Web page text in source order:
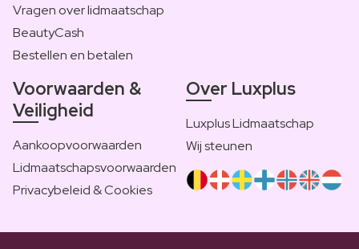
Vragen over lidmaatschap
BeautyCash
Bestellen en betalen
Voorwaarden &
Veiligheid
Aankoopvoorwaarden
Lidmaatschapsvoorwaarden
Privacybeleid & Cookies
Over Luxplus
Luxplus Lidmaatschap
Wij steunen